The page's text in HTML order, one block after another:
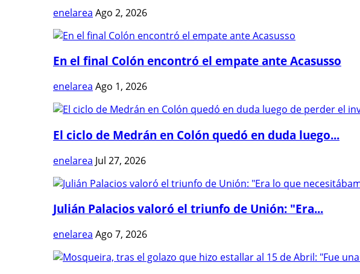
enelarea Ago 2, 2026
En el final Colón encontró el empate ante Acasusso
enelarea Ago 1, 2026
El ciclo de Medrán en Colón quedó en duda luego...
enelarea Jul 27, 2026
Julián Palacios valoró el triunfo de Unión: "Era...
enelarea Ago 7, 2026